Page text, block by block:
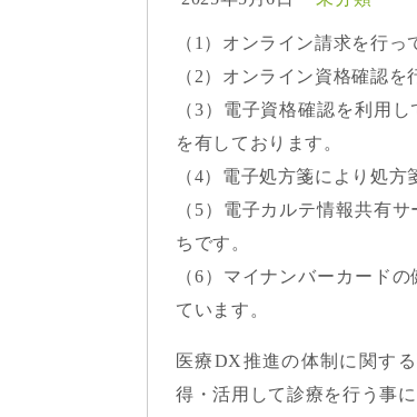
（1）オンライン請求を行っ
（2）オンライン資格確認を
（3）電子資格確認を利用
を有しております。
（4）電子処方箋により処
（5）電子カルテ情報共有
ちです。
（6）マイナンバーカード
ています。
医療DX推進の体制に関す
得・活用して診療を行う事